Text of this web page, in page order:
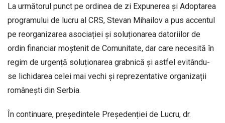
La următorul punct pe ordinea de zi Expunerea și Adoptarea
programului de lucru al CRS, Stevan Mihailov a pus accentul
pe reorganizarea asociației și soluționarea datoriilor de
ordin financiar moștenit de Comunitate, dar care necesită în
regim de urgență soluționarea grabnică și astfel evitându-
se lichidarea celei mai vechi și reprezentative organizații
românești din Serbia.
În continuare, președintele Președenției de Lucru, dr.